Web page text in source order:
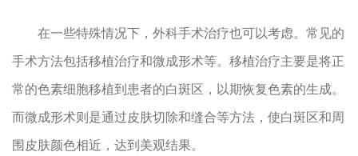
在一些特殊情况下，外科手术治疗也可以考虑。常见的
手术方法包括移植治疗和微成形术等。移植治疗主要是将正
常的色素细胞移植到患者的白斑区，以期恢复色素的生成。
而微成形术则是通过皮肤切除和缝合等方法，使白斑区和周
围皮肤颜色相近，达到美观结果。